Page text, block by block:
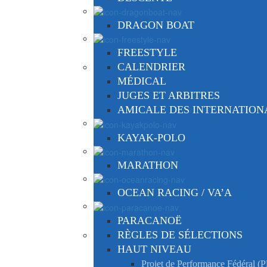
DRAGON BOAT
FREESTYLE
CALENDRIER
MÉDICAL
JUGES ET ARBITRES
AMICALE DES
KAYAK-POLO
MARATHON
OCEAN RACING / VA’A
PARACANOË
RÈGLES DE SÉLECTIONS
HAUT NIVEAU
Projet de Performance Fédéral